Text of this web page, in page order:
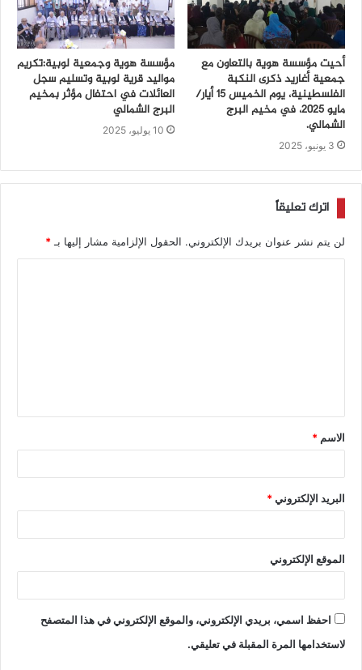
أحيت مؤسسة هوية بالتعاون مع
جمعية أغاريد ذكرى النكبة
الفلسطينية، يوم الخميس 15 أيار/
مايو 2025، في مخيم البرج
الشمالي.
3 يونيو، 2025
مؤسسة هوية وجمعية لوبية:تكريم
مواليد قرية لوبية وتسليم سجل
العائلات في احتفال مؤثر بمخيم
البرج الشمالي
10 يوليو، 2025
اترك تعليقاً
لن يتم نشر عنوان بريدك الإلكتروني. الحقول الإلزامية مشار إليها بـ *
الاسم *
البريد الإلكتروني*
الموقع الإلكتروني
احفظ اسمي، بريدي الإلكتروني، والموقع الإلكتروني في هذا المتصفح
لاستخدامها المرة المقبلة في تعليقي.